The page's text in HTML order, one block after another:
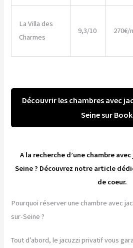
La Villa des
Charmes
9,3/10 270€/
Découvrir les chambres avec
Seine sur
A la recherche d’une chambre
Seine ? Découvrez notre article
de coeur.
Pourquoi réserver une chambre avec
sur-Seine ?
Tout d’abord, le jacuzzi privatif vous